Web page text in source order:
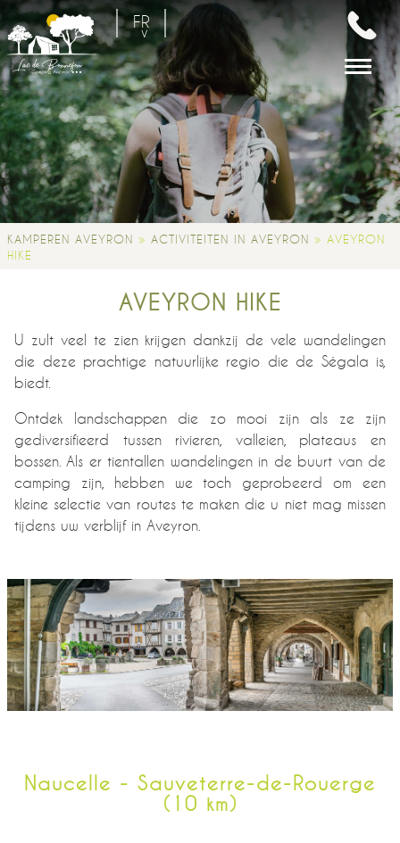
FR
EN
NL
KAMPEREN AVEYRON » ACTIVITEITEN IN AVEYRON » AVEYRON
HIKE
AVEYRON HIKE
U zult veel te zien krijgen dankzij de vele wandelingen
die deze prachtige natuurlijke regio die de Ségala is,
biedt.
Ontdek landschappen die zo mooi zijn als ze zijn
gediversifieerd tussen rivieren, valleien, plateaus en
bossen. Als er tientallen wandelingen in de buurt van de
camping zijn, hebben we toch geprobeerd om een
kleine selectie van routes te maken die u niet mag missen
tijdens uw verblijf in Aveyron.
Naucelle - Sauveterre-de-Rouerge
(10 km)